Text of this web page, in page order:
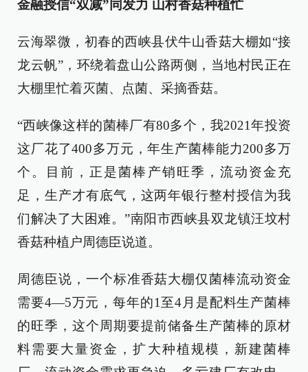
金融授信“双减”同发力 山村香菇种植忙
云海翠微，初春的西峡县伏牛山香菇大棚如“接
龙云帆”，环绕着盘山公路两侧，当地村民正在
大棚里忙着灭菌、点菌、采摘香菇。
“西峡像这样的菌棒厂有80多个，我2021年投资
这厂花了400多万元，年生产菌棒能力200多万
个。目前，正是菌棒产销旺季，流动资金充
足，生产才有底气，这两年银行整村授信为我
们解决了大困难。”南阳市西峡县双龙镇汪坟村
香菇种植户周德臣说道。
周德臣说，一个标准香菇大棚仅菌棒流动资金
需要4—5万元，每年的1至4月是配料生产菌棒
的旺季，这个周期要提前储备生产菌棒的原材
料需要大量资金，扩大种植规模，新建菌棒